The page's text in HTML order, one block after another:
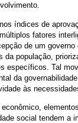
índices de
fatores
de um
da população,
específicos. Tal
da
às
econômico,
social tendem a